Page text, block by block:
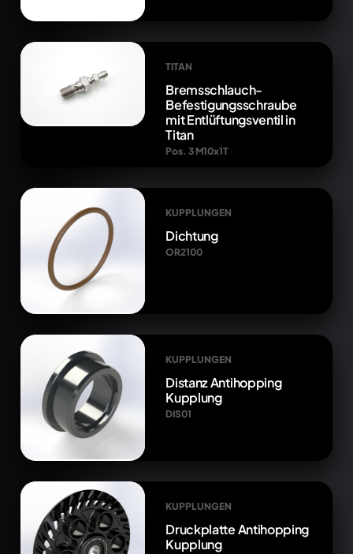
TITAN
Bremsschlauch-
Befestigungsschraube
mit Entlüftungsventil in
Titan
Pos. 3 M10x1T
KUPPLUNGEN
Dichtung
OR2100
KUPPLUNGEN
Distanz Antihopping
Kupplung
DIS01
KUPPLUNGEN
Druckplatte Antihopping
Kupplung